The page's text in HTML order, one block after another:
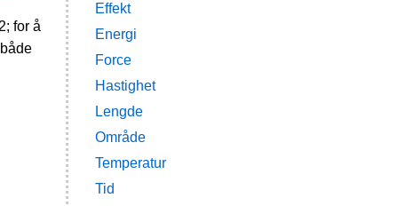
for å
Effekt
Energi
Force
Hastighet
Lengde
Område
Temperatur
Tid